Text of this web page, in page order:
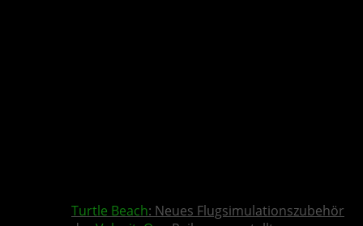
Turtle Beach: Neues Flugsimulationszubehör